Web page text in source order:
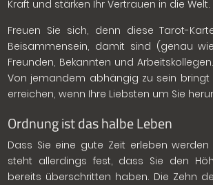
Kraft und stärken Ihr Vertrauen in die Welt.
Freuen Sie sich, denn diese Tarot-
Beisammensein, damit sind (genau
Freunden, Bekannten und
Von jemandem abhängig zu sein bringt
erreichen, wenn Ihre Liebsten um Sie
Ordnung ist das halbe Leben
Dass Sie eine gute Zeit erleben
steht allerdings fest, dass Sie den
bereits überschritten haben. Die Zehn